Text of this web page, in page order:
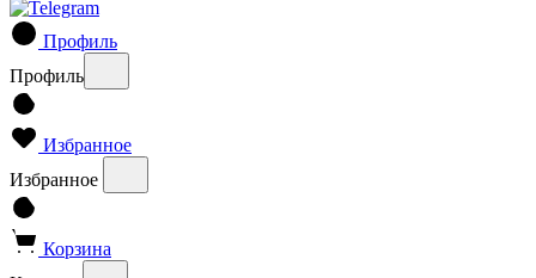
Профиль
Профиль
Избранное
Избранное
Корзина